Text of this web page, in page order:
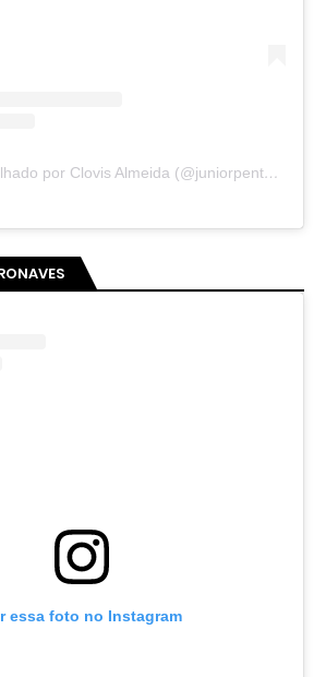
Um post compartilhado por Clovis Almeida (@juniorpentecoste01)
essa foto no Instagram